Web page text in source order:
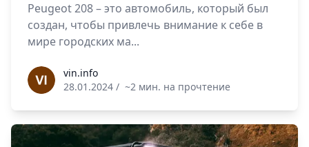
Peugeot 208 – это автомобиль, который был
создан, чтобы привлечь внимание к себе в
мире городских ма...
vin.infovin.info
28.01.2024 / ~2 мин. на прочтение